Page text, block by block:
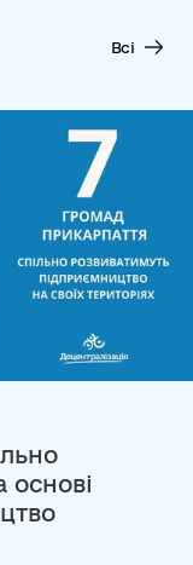
Всі
основі